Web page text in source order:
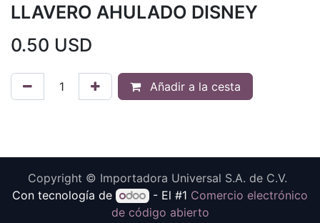
LLAVERO AHULADO DISNEY
0.50 USD
Añadir a la cesta
Copyright © Importadora Universal S.A. de C.V.
Con tecnología de
- El #1 Comercio electrónico
de código abierto